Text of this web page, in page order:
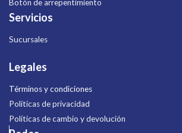
Botón de arrepentimiento
Servicios
Sucursales
Legales
Términos y condiciones
Políticas de privacidad
Políticas de cambio y devolución